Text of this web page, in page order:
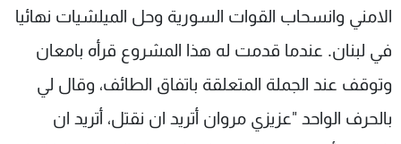
الامني وانسحاب القوات السورية وحل الميلشيات نهائيا
في لبنان. عندما قدمت له هذا المشروع قرأه بامعان
وتوقف عند الجملة المتعلقة باتفاق الطائف، وقال لي
بالحرف الواحد "عزيزي مروان أتريد ان نقتل، أتريد ان